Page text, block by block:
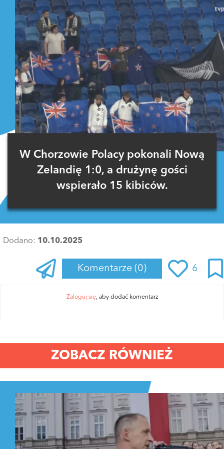
W Chorzowie Polacy pokonali Nową
Zelandię 1:0, a drużynę gości
wspierało 15 kibiców.
Dodano: 10.10.2025
Komentarze (0) 6
Zaloguj się, aby dodać komentarz
ZOBACZ RÓWNIEŻ